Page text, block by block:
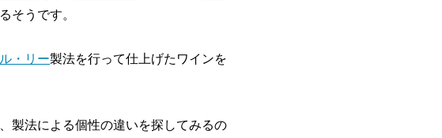
そうです。
・リー製法を行って仕上げたワインを
製法による個性の違いを探してみるの